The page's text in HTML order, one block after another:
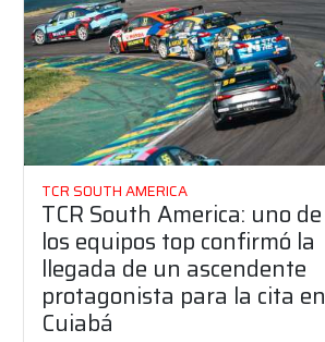
TCR SOUTH AMERICA
TCR South America: uno de
los equipos top confirmó la
llegada de un ascendente
protagonista para la cita en
Cuiabá